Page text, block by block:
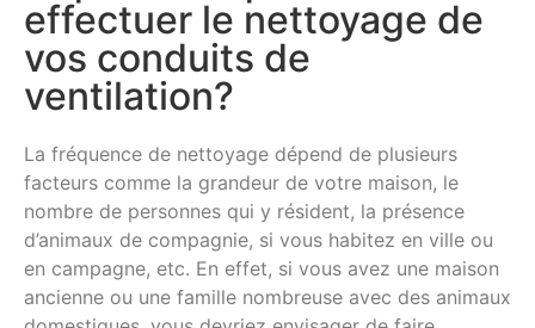
effectuer le nettoyage de
vos conduits de
ventilation?
La fréquence de nettoyage dépend de plusieurs
facteurs comme la grandeur de votre maison, le
nombre de personnes qui y résident, la présence
d’animaux de compagnie, si vous habitez en ville ou
en campagne, etc. En effet, si vous avez une maison
ancienne ou une famille nombreuse avec des animaux